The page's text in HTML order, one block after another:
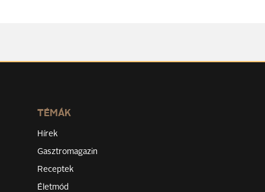
TÉMÁK
Hírek
Gasztromagazin
Receptek
Életmód